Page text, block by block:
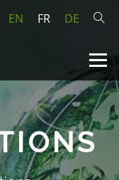
EN FR DE